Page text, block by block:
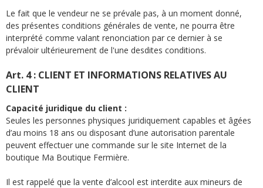
Le fait que le vendeur ne se prévale pas, à un moment donné,
des présentes conditions générales de vente, ne pourra être
interprété comme valant renonciation par ce dernier à se
prévaloir ultérieurement de l'une desdites conditions.
Art. 4 : CLIENT ET INFORMATIONS RELATIVES AU
CLIENT
Capacité juridique du client :
Seules les personnes physiques juridiquement capables et âgées
d’au moins 18 ans ou disposant d’une autorisation parentale
peuvent effectuer une commande sur le site Internet de la
boutique Ma Boutique Fermière.
Il est rappelé que la vente d’alcool est interdite aux mineurs de